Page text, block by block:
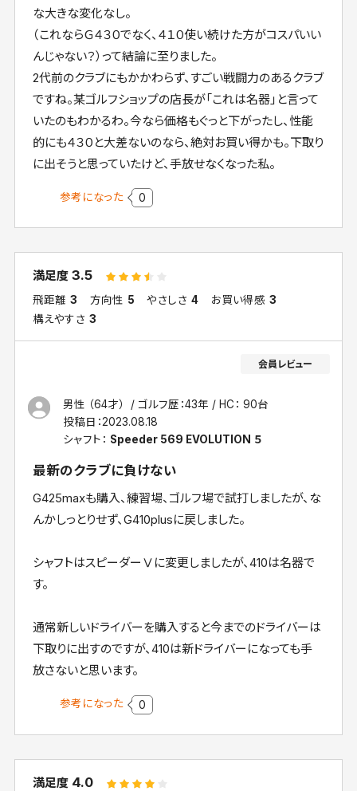
な大きな変化なし。
（これならＧ４３０でなく、４１０使い続けた方がコスパいい
んじゃない？）って結論に至りました。
2代前のクラブにもかかわらず、すごい戦闘力のあるクラブ
ですね。某ゴルフショップの店長が「これは名器」と言って
いたのもわかるわ。今なら価格もぐっと下がったし、性能
的にも４３０と大差ないのなら、絶対お買い得かも。下取り
に出そうと思っていたけど、手放せなくなった私。
参考になった 0
満足度3.5
飛距離 3 方向性 5 やさしさ 4 お買い得感 3
構えやすさ 3
男性 （64才） ゴルフ歴：43年
HC： 90台
投稿日：2023.08.18
シャフト： Speeder 569 EVOLUTION ５
最新のクラブに負けない
G425maxも購入、練習場、ゴルフ場で試打しましたが、な
んかしっとりせず、G410plusに戻しました。
シャフトはスピーダーⅤに変更しましたが、410は名器で
す。
通常新しいドライバーを購入すると今までのドライバーは
下取りに出すのですが、410は新ドライバーになっても手
放さないと思います。
参考になった 0
満足度 4.0